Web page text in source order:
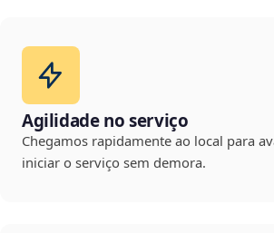
Agilidade no serviço
Chegamos rapidamente ao local para
iniciar o serviço sem demora.